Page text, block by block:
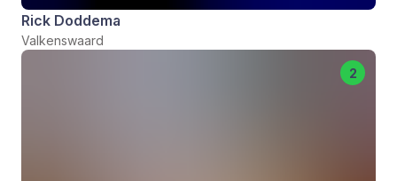
Rick Doddema
Valkenswaard
2